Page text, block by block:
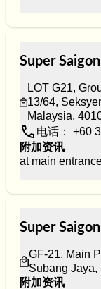
Super
LOT G21,
13/64,
Malaysia,
电话： +60
附加资讯
at main
Super
GF-21, Main
Subang
附加资讯